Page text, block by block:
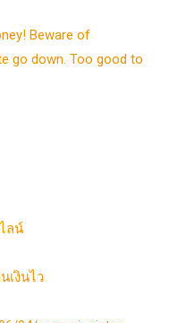
Beware of
go down. Too good to
ลน์
เงินไว